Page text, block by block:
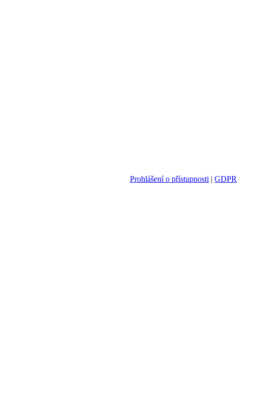
Prohlášení o přístupnosti | GDPR